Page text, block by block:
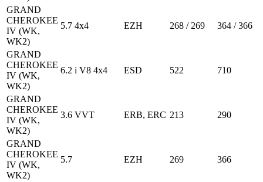
GRAND
CHEROKEE
IV (WK,
WK2)
5.7 4x4 EZH 268 / 269 364 / 366
GRAND
CHEROKEE
IV (WK,
WK2)
6.2 i V8 4x4 ESD 522 710
GRAND
CHEROKEE
IV (WK,
WK2)
3.6 VVT ERB, ERC 213 290
GRAND
CHEROKEE
IV (WK,
WK2)
5.7 EZH 269 366